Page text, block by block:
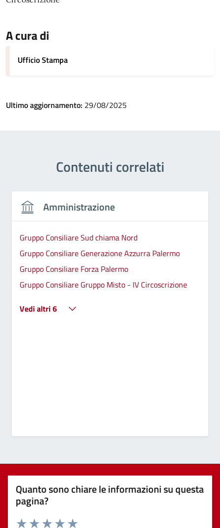
A cura di
Ufficio Stampa
Ultimo aggiornamento: 29/08/2025
Contenuti correlati
Amministrazione
Gruppo Consiliare Sud chiama Nord
Gruppo Consiliare Generazione Azzurra Palermo
Gruppo Consiliare Forza Palermo
Gruppo Consiliare Gruppo Misto - IV Circoscrizione
Vedi altri 6
Quanto sono chiare le informazioni su questa
pagina?